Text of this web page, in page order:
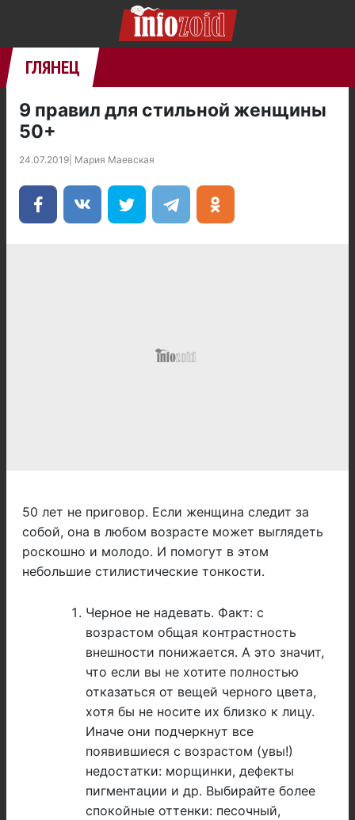
ГЛЯНЕЦ
9 правил для стильной женщины
50+
24.07.2019 Мария Маевская
50 лет не приговор. Если женщина следит за
собой, она в любом возрасте может выглядеть
роскошно и молодо. И помогут в этом
небольшие стилистические тонкости.
Черное не надевать. Факт: с
возрастом общая контрастность
внешности понижается. А это значит,
что если вы не хотите полностью
отказаться от вещей черного цвета,
хотя бы не носите их близко к лицу.
Иначе они подчеркнут все
появившиеся с возрастом (увы!)
недостатки: морщинки, дефекты
пигментации и др. Выбирайте более
спокойные оттенки: песочный,